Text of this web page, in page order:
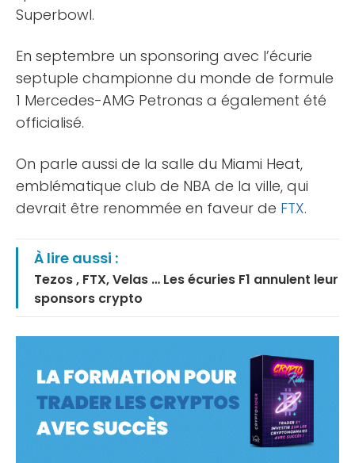
Superbowl.
En septembre un sponsoring avec l’écurie
septuple championne du monde de formule
1 Mercedes-AMG Petronas a également été
officialisé.
On parle aussi de la salle du Miami Heat,
emblématique club de NBA de la ville, qui
devrait être renommée en faveur de FTX.
À lire aussi :
Tezos , FTX, Velas … Les écuries F1 annulent leur
sponsors crypto